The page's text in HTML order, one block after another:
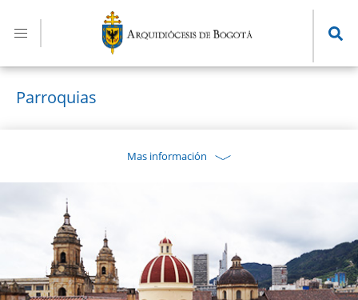
contenido
principal
Parroquias
Mas información